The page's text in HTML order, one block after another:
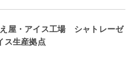
屋・アイス工場 シャトレーゼ
ス生産拠点